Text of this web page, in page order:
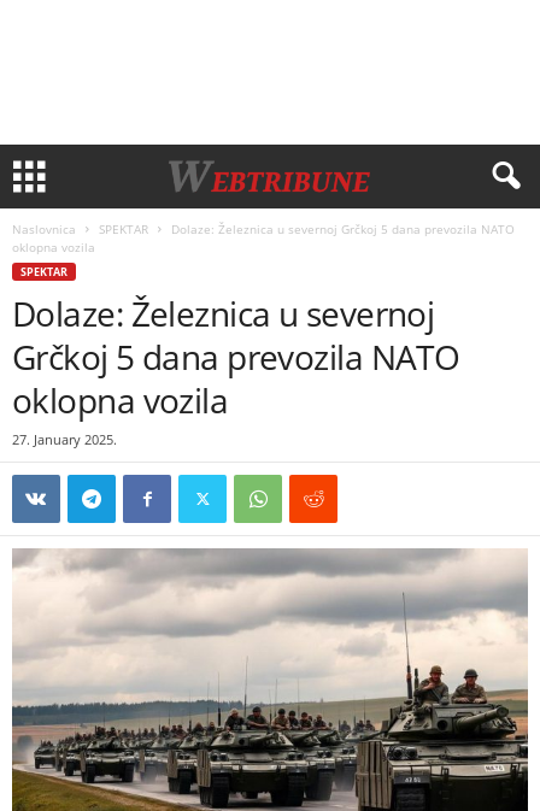
Naslovnica SPEKTAR
Dolaze: Železnica u severnoj Grčkoj 5 dana prevozila NATO
oklopna vozila
SPEKTAR
Dolaze: Železnica u severnoj
Grčkoj 5 dana prevozila NATO
oklopna vozila
27. January 2025.